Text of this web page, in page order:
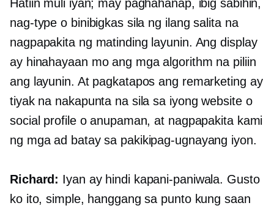
Hatiin muli iyan; may paghahanap, ibig sabihin,
nag-type o binibigkas sila ng ilang salita na
nagpapakita ng matinding layunin. Ang display
ay hinahayaan mo ang mga algorithm na piliin
ang layunin. At pagkatapos ang remarketing ay
tiyak na nakapunta na sila sa iyong website o
social profile o anupaman, at nagpapakita kami
ng mga ad batay sa pakikipag-ugnayang iyon.
Richard: Iyan ay hindi kapani-paniwala. Gusto
ko ito, simple, hanggang sa punto kung saan